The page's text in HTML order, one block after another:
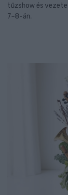
tűzshow és
7–8-án.